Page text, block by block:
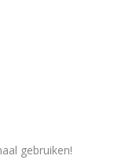
gebruiken!